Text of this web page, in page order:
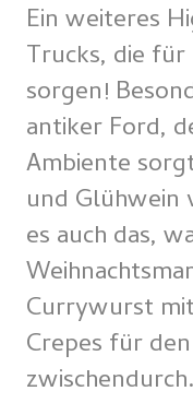
Ein weiteres
Trucks, die
sorgen!
antiker Ford,
Ambiente
und
es auch das,
Currywurst
Crepes für
zwischendurch.